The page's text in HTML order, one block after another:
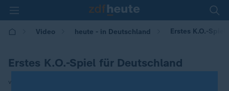
Video heute - in Deutschland Erstes K.O.-
Erstes K.O.-Spiel für Deutschland
von Alexander Poel